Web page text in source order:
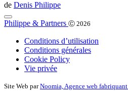
de Denis Philippe
Philippe & Partners Ⓒ 2026
Conditions d’utilisation
Conditions générales
Cookie Policy
Vie privée
Site Web parNoomia, Agence web fabriquant